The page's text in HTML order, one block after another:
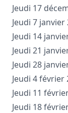
Jeudi 17
Jeudi 7 janvier
Jeudi 14
Jeudi 21
Jeudi 28
Jeudi 4 février
Jeudi 11
Jeudi 18